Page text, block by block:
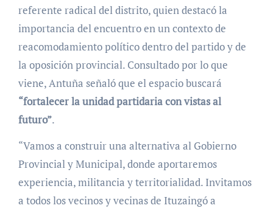
referente radical del distrito, quien destacó la
importancia del encuentro en un contexto de
reacomodamiento político dentro del partido y de
la oposición provincial. Consultado por lo que
viene, Antuña señaló que el espacio buscará
“fortalecer la unidad partidaria con vistas al
futuro”.
“Vamos a construir una alternativa al Gobierno
Provincial y Municipal, donde aportaremos
experiencia, militancia y territorialidad. Invitamos
a todos los vecinos y vecinas de Ituzaingó a